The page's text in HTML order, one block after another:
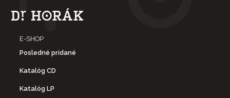
E-SHOP
Posledné pridané
Katalóg CD
Katalóg LP